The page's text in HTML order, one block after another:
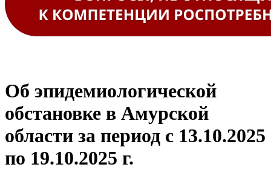
Об эпидемиологической
обстановке в Амурской
области за период с 13.10.2025
по 19.10.2025 г.